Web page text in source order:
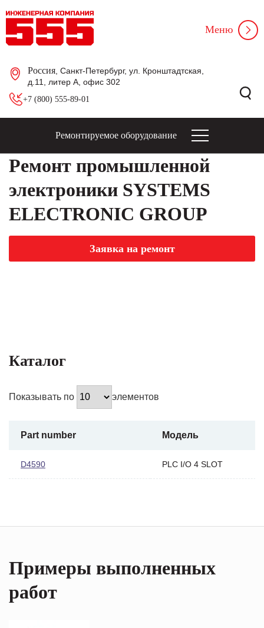
Россия , Санкт-Петербург, ул. Кронштадтская,
д.11, литер А, офис 302
+7 (800) 555-89-01
Меню
Ремонтируемое оборудование
Ремонт промышленной
электроники SYSTEMS
ELECTRONIC GROUP
Заявка на ремонт
Каталог
Показывать по элементов
Part number Модель
D4590 PLC I/O 4 SLOT
Примеры выполненных
работ